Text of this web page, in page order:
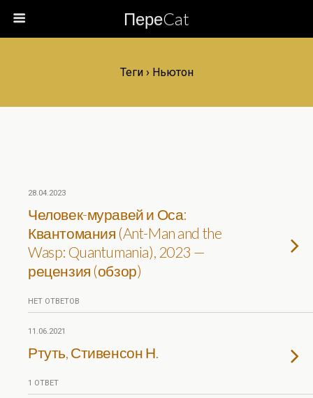
ПереCat
Теги › Ньютон
28.04.2023
Человек-муравей и Оса:
Квантомания (Ant-Man and the
Wasp: Quantumania), 2023 —
рецензия (обзор)
НЕТ ОТВЕТОВ
11.06.2021
Ртуть, Стивенсон Н.
1 ОТВЕТ